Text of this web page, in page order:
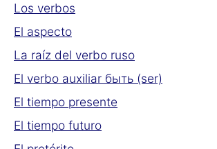
Los verbos
El aspecto
La raíz del verbo ruso
El verbo auxiliar быть (ser)
El tiempo presente
El tiempo futuro